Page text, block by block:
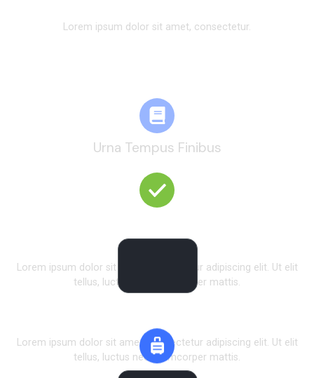
Lorem ipsum dolor sit amet, consectetur.
Comment ?
Urna Tempus Finibus
Lorem ipsum dolor sit amet, consectetur adipiscing elit. Ut elit
tellus, luctus nec ullamcorper mattis.
Lorem ipsum dolor sit amet, consectetur adipiscing elit. Ut elit
tellus, luctus nec ullamcorper mattis.